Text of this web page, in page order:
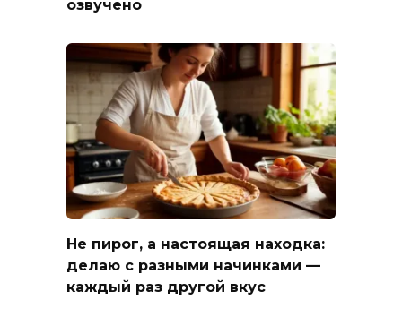
озвучено
Не пирог, а настоящая находка:
делаю с разными начинками —
каждый раз другой вкус